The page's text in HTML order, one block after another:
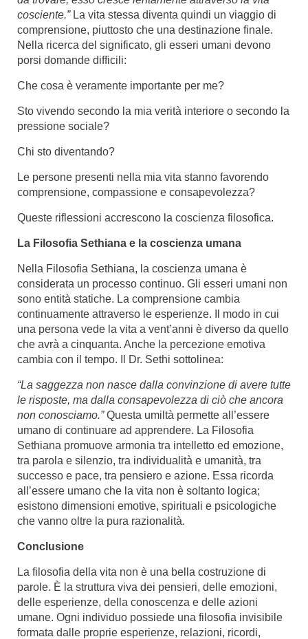
cosciente.” La vita stessa diventa quindi un viaggio di
comprensione, piuttosto che una destinazione finale.
Nella ricerca del significato, gli esseri umani devono
porsi domande difficili:
Che cosa è veramente importante per me?
Sto vivendo secondo la mia verità interiore o secondo la
pressione sociale?
Chi sto diventando?
Le persone presenti nella mia vita stanno favorendo
comprensione, compassione e consapevolezza?
Queste riflessioni accrescono la coscienza filosofica.
La Filosofia Sethiana e la coscienza umana
Nella Filosofia Sethiana, la coscienza umana è
considerata un processo continuo. Gli esseri umani non
sono entità statiche. La comprensione cambia
continuamente attraverso le esperienze. Il modo in cui
una persona vede la vita a vent’anni è diverso da quello
che avrà a cinquanta. Anche la percezione emotiva
cambia con il tempo. Il Dr. Sethi sottolinea:
“La saggezza non nasce dalla convinzione di avere tutte
le risposte, ma dalla consapevolezza di ciò che ancora
non conosciamo.”Questa umiltà permette all’essere
umano di continuare ad apprendere. La Filosofia
Sethiana promuove armonia tra intelletto ed emozione,
tra parola e silenzio, tra individualità e umanità, tra
successo e pace, tra pensiero e azione. Essa ricorda
all’essere umano che la vita non è soltanto logica;
esistono dimensioni emotive, spirituali e psicologiche
che vanno oltre la pura razionalità.
Conclusione
La filosofia della vita non è una bella costruzione di
parole. È la struttura viva dei pensieri, delle emozioni,
delle esperienze, della conoscenza e delle azioni
umane. Ogni individuo possiede una filosofia invisibile
formata dalle proprie esperienze, relazioni, ricordi,